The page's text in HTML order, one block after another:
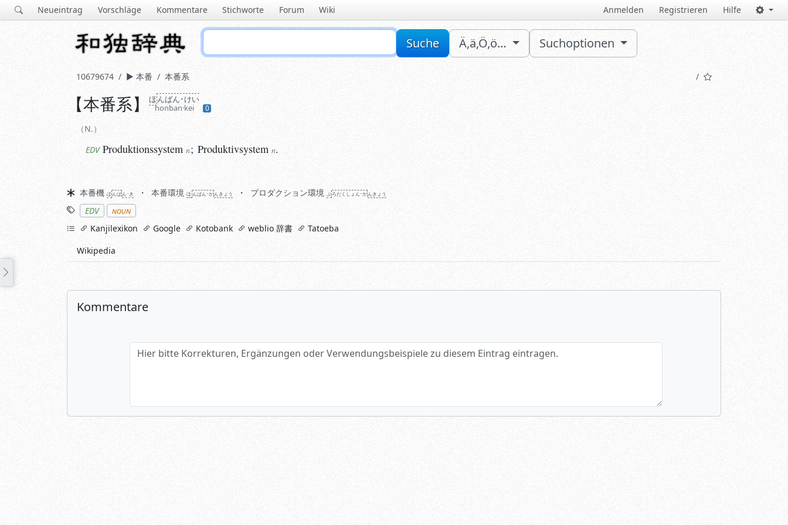
Neueintrag Vorschläge Kommentare Stichworte Forum Wiki Anmelden Registrieren Hilfe
Suche Ä,ä,Ö,ö… Suchoptionen
10679674 本番 本番系
N.
EDV Produktionssystem
【本番系】 ほんばん･けい
honban·kei
0
N.
EDV Produktionssystem n; Produktivsystem n.
Synonyme
本番機 ほんばん･き 本番環境 ほ んばん･かんきょう プロダクション環境 ぷろだくしょん･かんきょう
Stichworte
EDV
noun
linksKanjilexikon Google Kotobank weblio 辞書
Tatoeba
Wikipedia
Kommentare
Hier bitte Korrekturen, Ergänzungen oder Verwendungsbeispiele zu diesem Eintrag eintragen.